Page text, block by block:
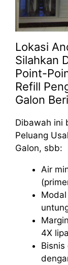
Lokasi
Silahkan
Point-
Refill
Galon
Dibawah ini
Peluang
Galon, sbb:
Air
4X
Bisnis